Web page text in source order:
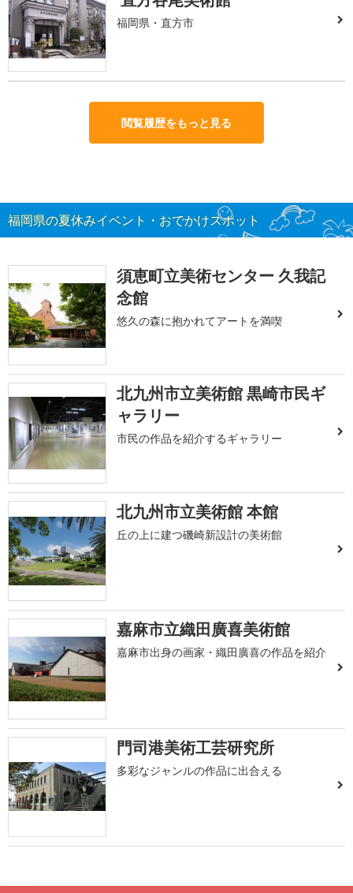
福岡県・直方市
閲覧履歴をもっと見る
福岡県の夏休みイベント・おでかけスポット
須恵町立美術センター 久我記
念館
悠久の森に抱かれてアートを満喫
北九州市立美術館 黒崎市民ギ
ャラリー
市民の作品を紹介するギャラリー
北九州市立美術館 本館
丘の上に建つ磯崎新設計の美術館
嘉麻市立織田廣喜美術館
嘉麻市出身の画家・織田廣喜の作品を紹介
門司港美術工芸研究所
多彩なジャンルの作品に出合える